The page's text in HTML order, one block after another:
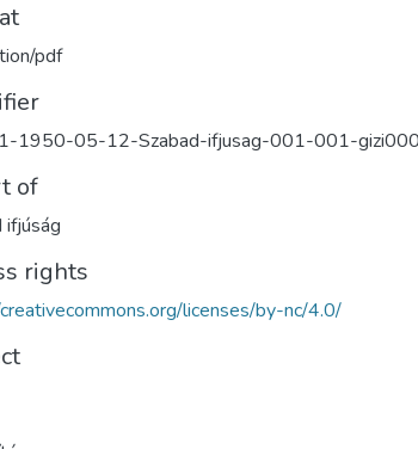
pdf
1950-05-12-Szabad-ifjusag-001-001-
of
ifjúság
rights
licenses/by-nc/4.0/